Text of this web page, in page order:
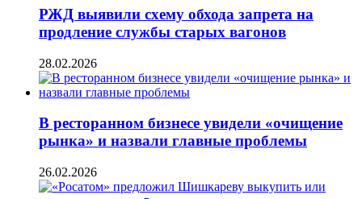
РЖД выявили схему обхода запрета на
продление службы старых вагонов
28.02.2026
В ресторанном бизнесе увидели «очищение
рынка» и назвали главные проблемы
26.02.2026